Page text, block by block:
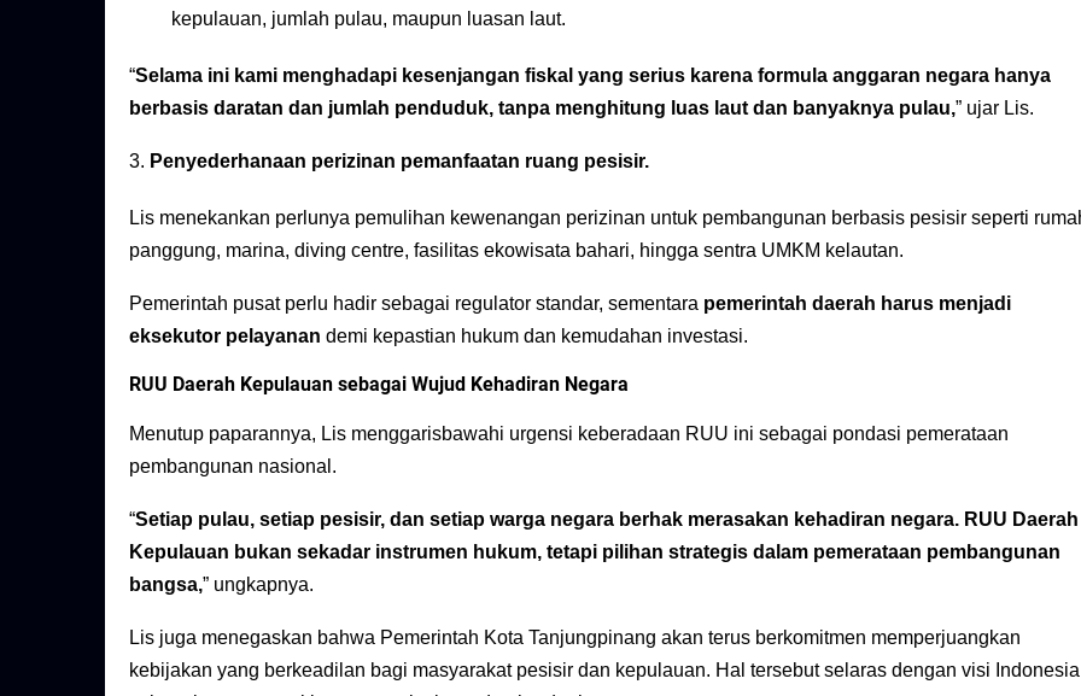
kepulauan, jumlah pulau, maupun luasan laut.
“Selama ini kami menghadapi kesenjangan fiskal yang serius karena formula anggaran negara hanya
berbasis daratan dan jumlah penduduk, tanpa menghitung luas laut dan banyaknya pulau,” ujar Lis.
3. Penyederhanaan perizinan pemanfaatan ruang pesisir.
Lis menekankan perlunya pemulihan kewenangan perizinan untuk pembangunan berbasis pesisir seperti
panggung, marina, diving centre, fasilitas ekowisata bahari, hingga sentra UMKM kelautan.
Pemerintah pusat perlu hadir sebagai regulator standar, sementara pemerintah daerah harus menjadi
eksekutor pelayanan demi kepastian hukum dan kemudahan investasi.
RUU Daerah Kepulauan sebagai Wujud Kehadiran Negara
Menutup paparannya, Lis menggarisbawahi urgensi keberadaan RUU ini sebagai pondasi pemerataan
pembangunan nasional.
“Setiap pulau, setiap pesisir, dan setiap warga negara berhak merasakan kehadiran negara. RUU Daerah
Kepulauan bukan sekadar instrumen hukum, tetapi pilihan strategis dalam pemerataan pembangunan
bangsa,” ungkapnya.
Lis juga menegaskan bahwa Pemerintah Kota Tanjungpinang akan terus berkomitmen memperjuangkan
kebijakan yang berkeadilan bagi masyarakat pesisir dan kepulauan. Hal tersebut selaras dengan visi Indonesia